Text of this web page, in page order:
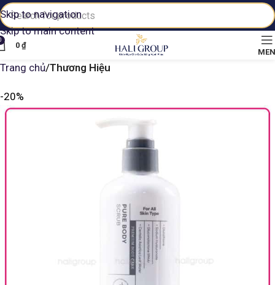
Skip to navigation
Skip to main content
0 ₫
Trang chủ Thương Hiệu
-20%